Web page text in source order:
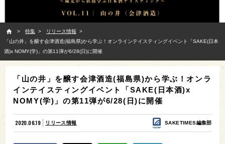
特集
リリース情報
「山の井」を醸す会津酒造(福島県)から学ぶ！オンラインテイスティングイベント「SAKE(日本
酒)x NOMY(学)」の第11弾が6/28(日)に開催
「山の井」を醸す会津酒造(福島県)から学ぶ！オンラ
インテイスティングイベント「SAKE(日本酒)x
NOMY(学)」の第11弾が6/28(日)に開催
2020.06.19 リリース情報 SAKETIMES編集部